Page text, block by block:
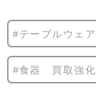
#テーブルウェア
#食器 買取強化